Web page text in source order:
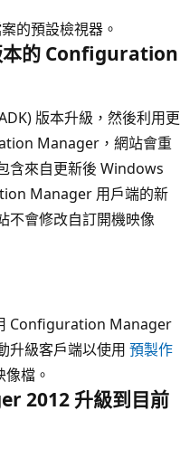
的預設檢視器。
本的 Configuration
版本升級，然後利用更
Manager，網站會重
含來自更新後 Windows
Manager 用戶端的新
不會修改自訂開機映像
Configuration Manager
升級客戶端以使用 預製作
檔。
2012 升級到目前